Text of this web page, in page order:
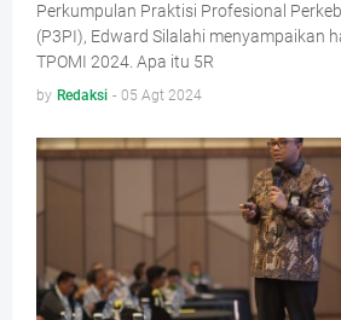
Perkumpulan Praktisi Profesional
(P3PI), Edward Silalahi menyampaikan
TPOMI 2024. Apa itu 5R
by Redaksi - 05 Agt 2024